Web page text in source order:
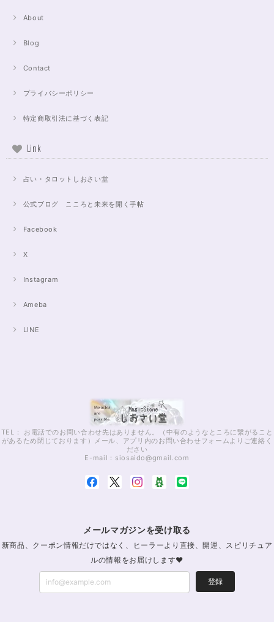
About
Blog
Contact
プライバシーポリシー
特定商取引法に基づく表記
Link
占い・タロットしおさい堂
公式ブログ こころと未来を開く手帖
Facebook
X
Instagram
Ameba
LINE
TEL： お電話でのお問い合わせ先はありません。（中有のようなところに繋がること
があるため閉じております）メール、アプリ内のお問い合わせフォームよりご連絡く
ださい
E-mail： siosaido@gmail.com
メールマガジンを受け取る
新商品、クーポン情報だけではなく、ヒーラーより直接、開運、スピリチュア
ルの情報をお届けします♥
登録